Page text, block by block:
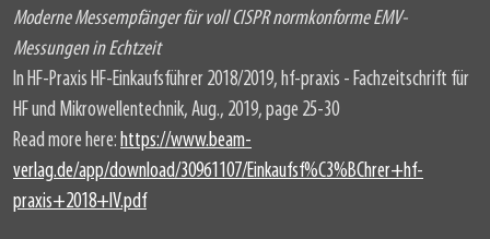
Moderne Messempfänger für voll CISPR normkonforme EMV-
Messungen in Echtzeit
In HF-Praxis HF-Einkaufsführer 2018/2019, hf-praxis - Fachzeitschrift für
HF und Mikrowellentechnik, Aug., 2019, page 25-30
Read more here: https://www.beam-
verlag.de/app/download/30961107/Einkaufsf%C3%BChrer+hf-
praxis+2018+IV.pdf